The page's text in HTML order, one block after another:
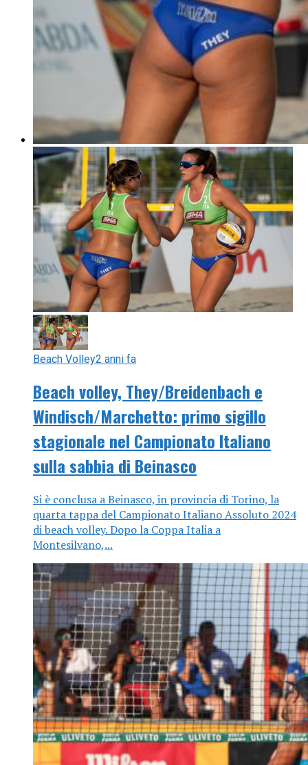
Beach Volley2 anni fa
Beach volley, They/Breidenbach e
Windisch/Marchetto: primo sigillo
stagionale nel Campionato Italiano
sulla sabbia di Beinasco
Si è conclusa a Beinasco, in provincia di Torino, la
quarta tappa del Campionato Italiano Assoluto 2024
di beach volley. Dopo la Coppa Italia a
Montesilvano,...